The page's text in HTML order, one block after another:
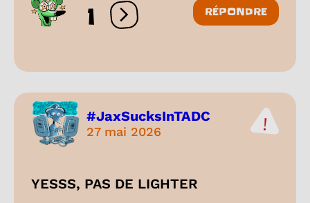
1 Ouvrir les réactions
RÉPONDRE
#JaxSucksInTADC
27 mai 2026
YESSS, PAS DE LIGHTER